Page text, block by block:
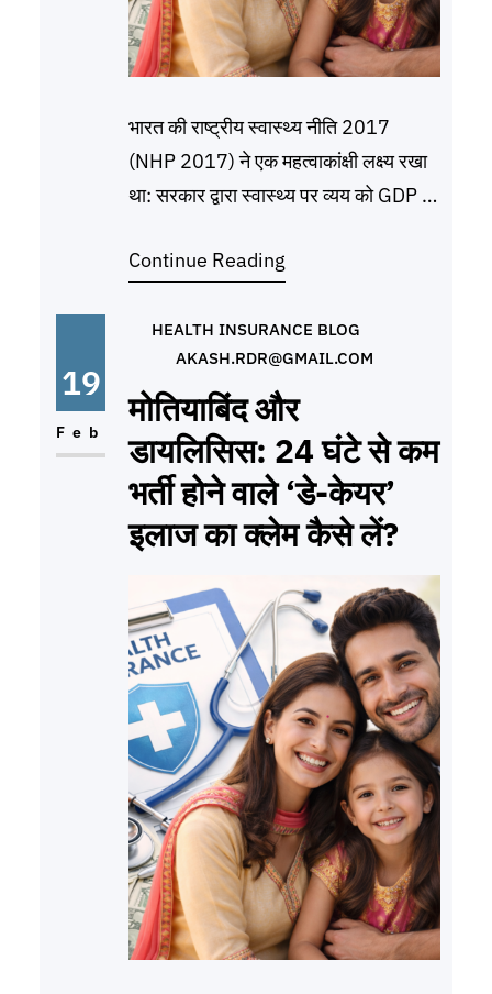
भारत की राष्ट्रीय स्वास्थ्य नीति 2017
(NHP 2017) ने एक महत्वाकांक्षी लक्ष्य रखा
था: सरकार द्वारा स्वास्थ्य पर व्यय को GDP का
हिस्सा 40% (यानी GDP का लगभग 1%)
करने का था, ताकि सार्वभौमिक स्वास्थ्य कवरेज
(Universal Health Coverage)
सुनिश्चित हो
Continue Reading
19
Feb
HEALTH INSURANCE BLOG
AKASH.RDR@GMAIL.COM
मोतियाबिंद और
डायलिसिस: 24 घंटे से कम
भर्ती होने वाले ‘डे-केयर’
इलाज का क्लेम कैसे लें?